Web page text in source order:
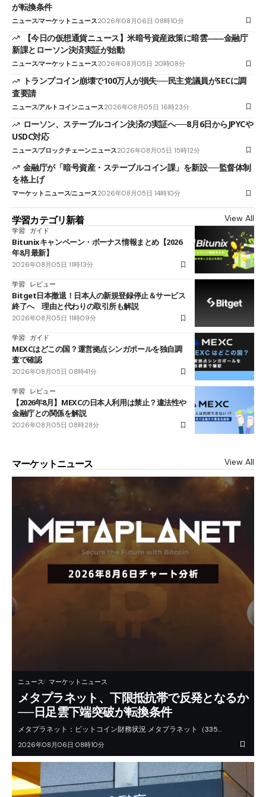
が転換条件
ニュースマーケットニュース2026年08月06日 08時10分
【今日の仮想通貨ニュース】米暗号資産政策に暗雲――金融庁
新課とローソン決済実証が始動
ニュースマーケットニュース2026年08月05日 20時08分
トランプコイン崩壊で100万人が損失──民主党議員がSECに調
査要請
ニュースアルトコインニュース2026年08月05日 16時23分
ローソン、ステーブルコイン決済の実証へ──8月6日からJPYCや
USDC対応
ニュースブロックチェーンニュース2026年08月05日 15時12分
金融庁が「暗号資産・ステーブルコイン課」を新設──監督体制
を格上げ
マーケットニュースニュース2026年08月05日 14時10分
学習カテゴリ新着 View All
学習 ガイド
Bitunixキャンペーン・ボーナス情報まとめ【2026
年8月最新】
2026年08月05日 11時13分
学習 レビュー
Bitget日本撤退！日本人の新規登録停止＆サービス
終了へ 理由と代わりの取引所も解説
2026年08月05日 11時09分
学習 ガイド
MEXCはどこの国？運営拠点シンガポールを独自調
査で確認
2026年08月05日 08時41分
学習 レビュー
【2026年8月】MEXCの日本人利用は禁止？違法性や
金融庁との関係を解説
2026年08月05日 08時28分
マーケットニュース View All
ニュース マーケットニュース
メタプラネット、下限抵抗帯で反発となるか
──日足雲下端突破が転換条件
メタプラネット：ビットコイン財務状況 メタプラネット（335…
2026年08月06日 08時10分